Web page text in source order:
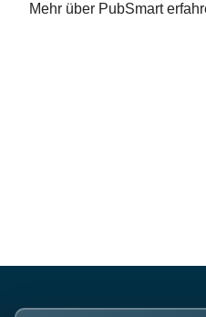
Mehr über PubSmart